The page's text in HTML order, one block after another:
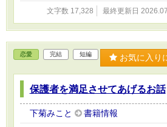
文字数 17,328 最終更新日
恋愛 完結 短編 お気に入り
保護者を満足させてあげるお話
下菊みこと 書籍情報